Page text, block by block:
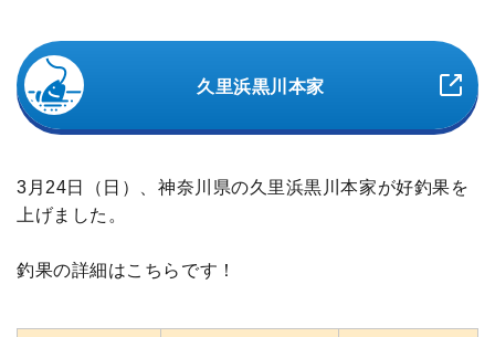
久里浜黒川本家
3月24日（日）、神奈川県の久里浜黒川本家が好釣果を
上げました。
釣果の詳細はこちらです！